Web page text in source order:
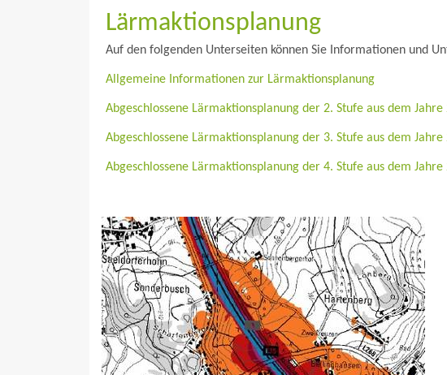
Lärmaktionsplanung
Auf den folgenden Unterseiten können Sie Informationen und
Allgemeine Informationen zur Lärmaktionsplanung
Abgeschlossene Lärmaktionsplanung der 2. Stufe aus dem Jahre
Abgeschlossene Lärmaktionsplanung der 3. Stufe aus dem Jahre
Abgeschlossene Lärmaktionsplanung der 4. Stufe aus dem Jahre